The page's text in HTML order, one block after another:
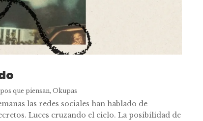
que piensan,Okupas
las redes sociales han hablado de
Luces cruzando el cielo. La posibilidad de